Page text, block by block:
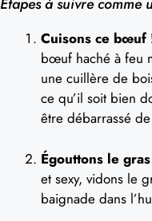
Cuisons ce bœuf
bœuf haché à feu
une cuillère de
ce qu’il soit bien
être débarrassé
Égouttons le
et sexy, vidons le
baignade dans